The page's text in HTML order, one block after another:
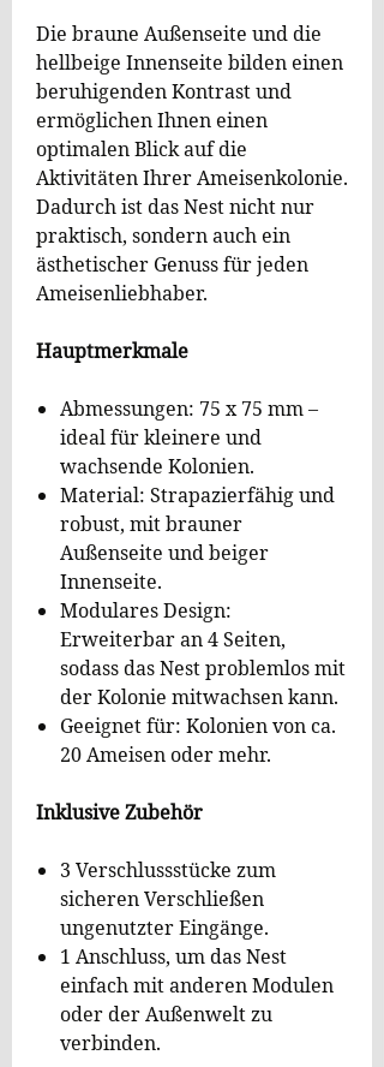
Die braune Außenseite und die
hellbeige Innenseite bilden einen
beruhigenden Kontrast und
ermöglichen Ihnen einen
optimalen Blick auf die
Aktivitäten Ihrer Ameisenkolonie.
Dadurch ist das Nest nicht nur
praktisch, sondern auch ein
ästhetischer Genuss für jeden
Ameisenliebhaber.
Hauptmerkmale
Abmessungen: 75 x 75 mm –
ideal für kleinere und
wachsende Kolonien.
Material: Strapazierfähig und
robust, mit brauner
Außenseite und beiger
Innenseite.
Modulares Design:
Erweiterbar an 4 Seiten,
sodass das Nest problemlos mit
der Kolonie mitwachsen kann.
Geeignet für: Kolonien von ca.
20 Ameisen oder mehr.
Inklusive Zubehör
3 Verschlussstücke zum
sicheren Verschließen
ungenutzter Eingänge.
1 Anschluss, um das Nest
einfach mit anderen Modulen
oder der Außenwelt zu
verbinden.